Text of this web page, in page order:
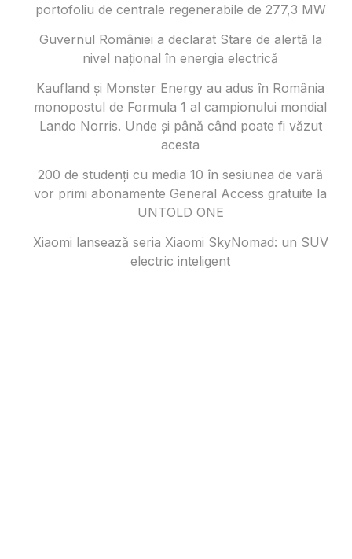
portofoliu de centrale regenerabile de 277,3 MW
Guvernul României a declarat Stare de alertă la
nivel național în energia electrică
Kaufland și Monster Energy au adus în România
monopostul de Formula 1 al campionului mondial
Lando Norris. Unde și până când poate fi văzut
acesta
200 de studenți cu media 10 în sesiunea de vară
vor primi abonamente General Access gratuite la
UNTOLD ONE
Xiaomi lansează seria Xiaomi SkyNomad: un SUV
electric inteligent